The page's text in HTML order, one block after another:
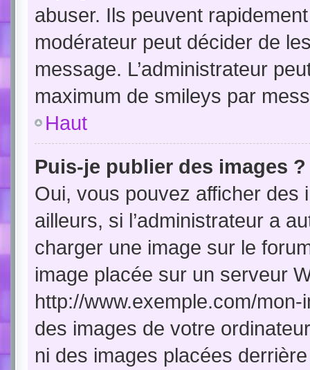
abuser. Ils peuvent
modérateur peut décider de
message. L’administrateur
maximum de smileys par
Haut
Puis-je publier des images ?
Oui, vous pouvez afficher
ailleurs, si l’administrateur a
charger une image sur le
image placée sur un serveur
http://www.exemple.com/
des images de votre
ni des images placées